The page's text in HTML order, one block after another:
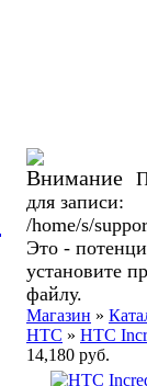
для записи:
/home/s/
Это -
установите
файлу.
Магазин »
HTC » HTC
14,180 руб.